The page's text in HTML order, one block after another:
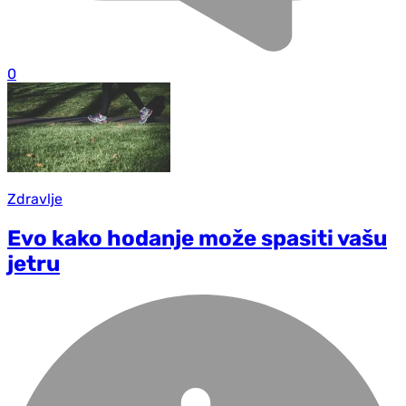
0
Zdravlje
Evo kako hodanje može spasiti vašu
jetru